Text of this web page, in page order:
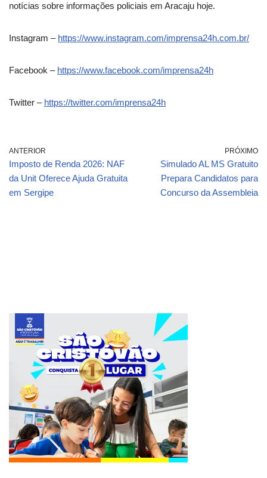
notícias sobre informações policiais em Aracaju hoje.
Instagram – https://www.instagram.com/imprensa24h.com.br/
Facebook – https://www.facebook.com/imprensa24h
Twitter – https://twitter.com/imprensa24h
ANTERIOR
Imposto de Renda 2026: NAF
da Unit Oferece Ajuda Gratuita
em Sergipe
PRÓXIMO
Simulado AL MS Gratuito
Prepara Candidatos para
Concurso da Assembleia